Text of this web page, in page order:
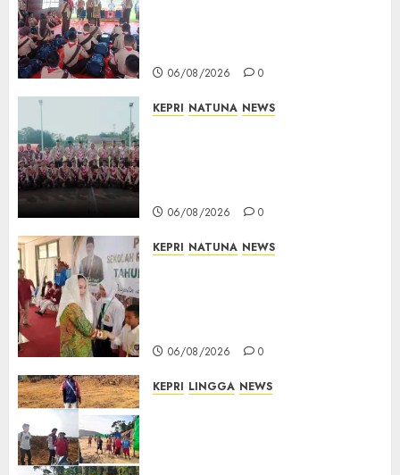
06/08/2026 0
KEPRI NATUNA NEWS
06/08/2026 0
KEPRI NATUNA NEWS
06/08/2026 0
KEPRI LINGGA NEWS